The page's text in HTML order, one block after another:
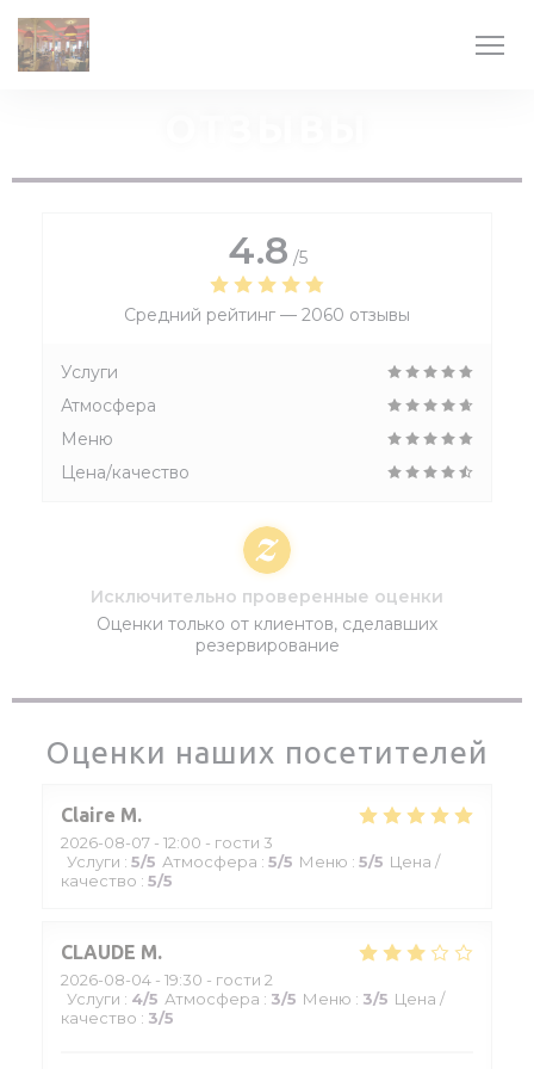
Оценки наших посетителей
Claire M
2026-08-07 - 12:00 - гости 3
Услуги : 5/5 Атмосфера : 5/5 Меню : 5/5 Цена /
качество : 5/5
CLAUDE M
2026-08-04 - 19:30 - гости 2
Услуги : 4/5 Атмосфера : 3/5 Меню : 3/5 Цена /
качество : 3/5
4.8 /5
Средний рейтинг — 2060 отзывы
Услуги
Атмосфера
Меню
Цена/качество
Исключительно проверенные оценки
Оценки только от клиентов, сделавших
резервирование